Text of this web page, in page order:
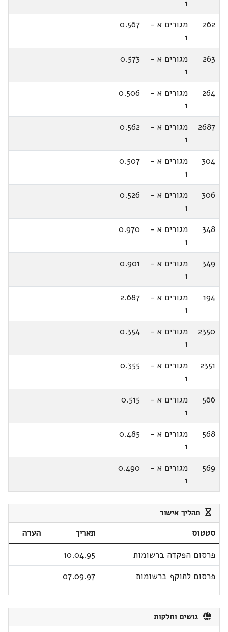
1
262
מגורים א -
1
0.567
263
מגורים א -
1
0.573
264
מגורים א -
1
0.506
2687
מגורים א -
1
0.562
304
מגורים א -
1
0.507
306
מגורים א -
1
0.526
348
מגורים א -
1
0.970
349
מגורים א -
1
0.901
194
מגורים א -
1
2.687
2350
מגורים א -
1
0.354
2351
מגורים א -
1
0.355
566
מגורים א -
1
0.515
568
מגורים א -
1
0.485
569
מגורים א -
1
0.490
תהליך אישור
סטטוס תאריך
הערה
פרסום הפקדה ברשומות
10.04.95
פרסום לתוקף ברשומות
07.09.97
גושים וחלקות